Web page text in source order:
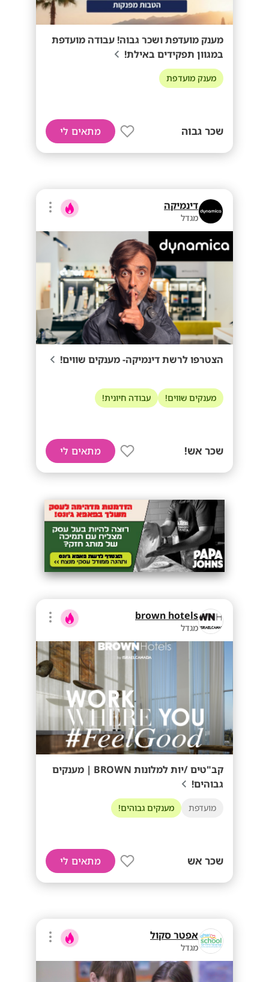
מענק מועדפת ושכר גבוה! עבודה מועדפת
במגוון תפקידים באילת!
מענק מועדפת
שכר גבוה מתאים לי
דינמיקה
מגדל
הצטרפו לרשת דינמיקה- מענקים שווים!
מענקים שווים! עבודה חיונית!
שכר אש! מתאים לי
brown hotels
מגדל
קב"טים /יות למלונות BROWN | מענקים
גבוהים!
מועדפת מענקים גבוהים!
שכר אש מתאים לי
אפטר סקול
מגדל